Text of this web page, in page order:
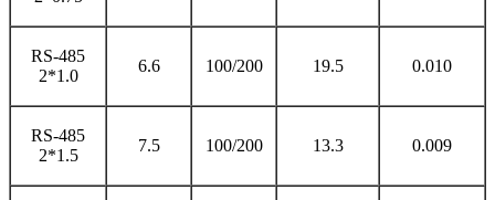
RS-485
2*1.0
6.6 100/200 19.5 0.010
RS-485
2*1.5
7.5 100/200 13.3 0.009